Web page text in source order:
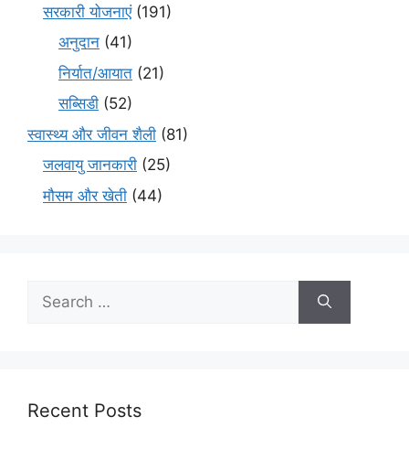
सरकारी योजनाएं(191)
अनुदान (41)
निर्यात/आयात (21)
सब्सिडी (52)
स्वास्थ्य और जीवन शैली (81)
जलवायु जानकारी (25)
मौसम और खेती (44)
Recent Posts